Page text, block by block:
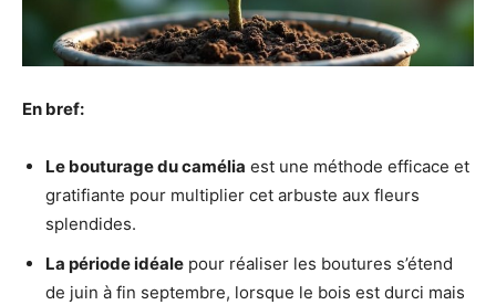
En bref:
Le bouturage du camélia est une méthode efficace et
gratifiante pour multiplier cet arbuste aux fleurs
splendides.
La période idéale pour réaliser les boutures s’étend
de juin à fin septembre, lorsque le bois est durci mais